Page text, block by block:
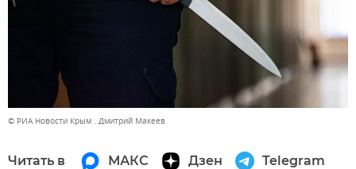
© РИА Новости Крым . Дмитрий Макеев
Читать в МАКС Дзен Telegram